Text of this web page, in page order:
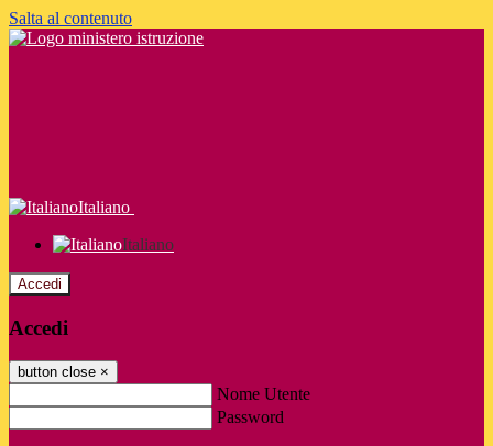
Salta al contenuto
Italiano
Italiano
Accedi
Accedi
button close ×
Nome Utente
Password